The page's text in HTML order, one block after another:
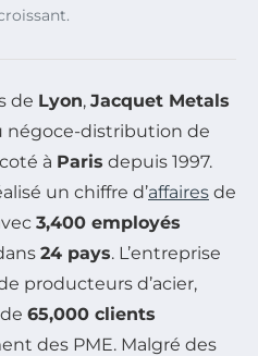
de Lyon, Jacquet Metals
négoce-distribution de
à Paris depuis 1997.
un chiffre d’affaires de
3,400 employés
24 pays. L’entreprise
producteurs d’acier,
65,000 clients
des PME. Malgré des